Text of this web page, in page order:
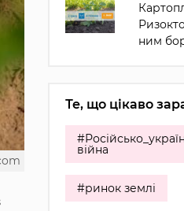
ним
Те, що цікаво
війна
#ринок землі